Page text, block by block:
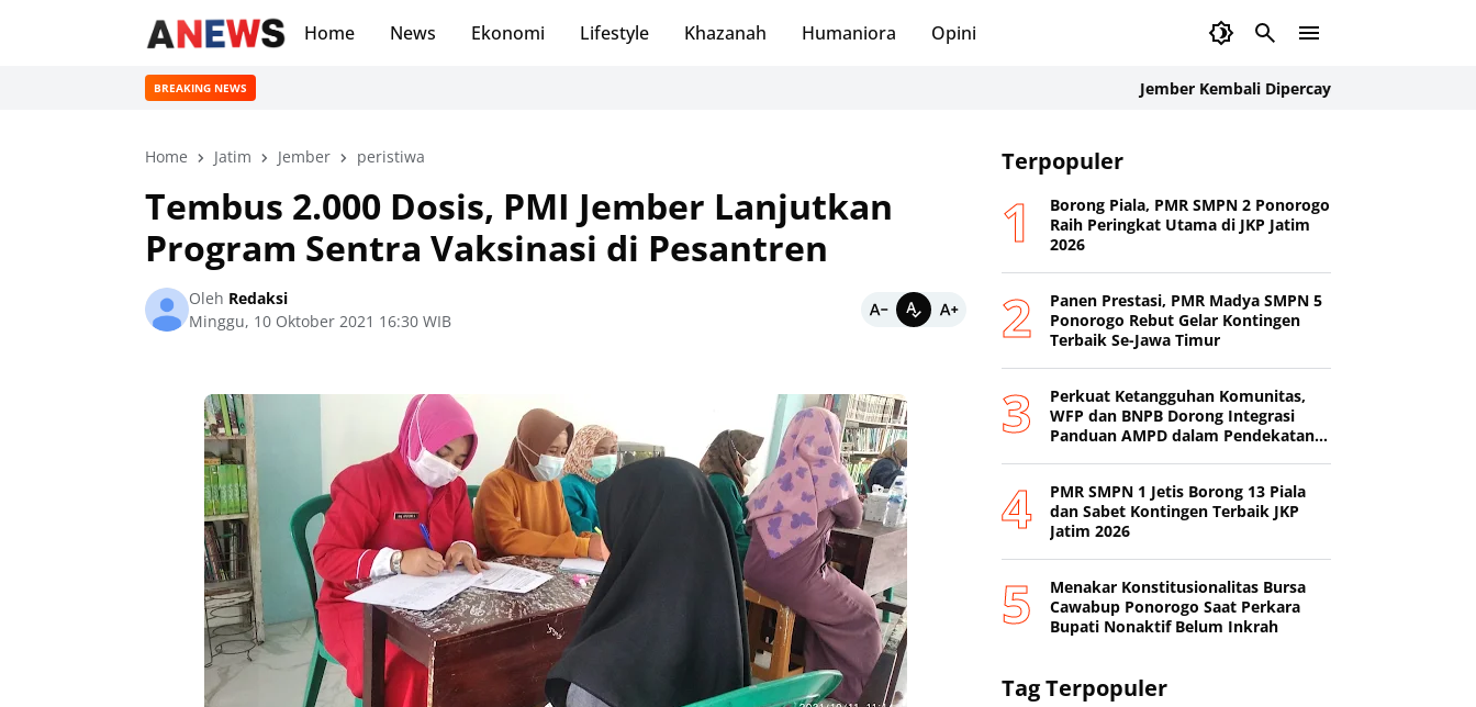
Home News Ekonomi Lifestyle Khazanah Humaniora Opini
BREAKING NEWS Jember Kembali Dipercaya Internasional: Delegasi
Home Jatim Jember peristiwa
Tembus 2.000 Dosis, PMI Jember Lanjutkan
Program Sentra Vaksinasi di Pesantren
Oleh Redaksi
Minggu, 10 Oktober 2021 16:30 WIB
Terpopuler
Borong Piala, PMR SMPN 2 Ponorogo
Raih Peringkat Utama di JKP Jatim
2026
Panen Prestasi, PMR Madya SMPN 5
Ponorogo Rebut Gelar Kontingen
Terbaik Se-Jawa Timur
Perkuat Ketangguhan Komunitas,
WFP dan BNPB Dorong Integrasi
Panduan AMPD dalam Pendekatan
PMR SMPN 1 Jetis Borong 13 Piala
dan Sabet Kontingen Terbaik JKP
Jatim 2026
Menakar Konstitusionalitas Bursa
Cawabup Ponorogo Saat Perkara
Bupati Nonaktif Belum Inkrah
Tag Terpopuler